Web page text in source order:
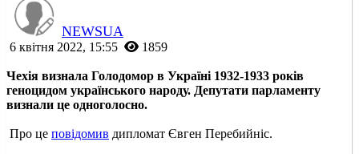
NEWSUA
6 квітня 2022, 15:55 1859
Чехія визнала Голодомор в Україні 1932-1933 років
геноцидом українського народу. Депутати парламенту
визнали це одноголосно.
Про це повідомив дипломат Євген Перебийніс.